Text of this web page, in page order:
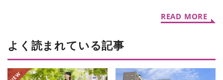
READ MORE
よく読まれている記事